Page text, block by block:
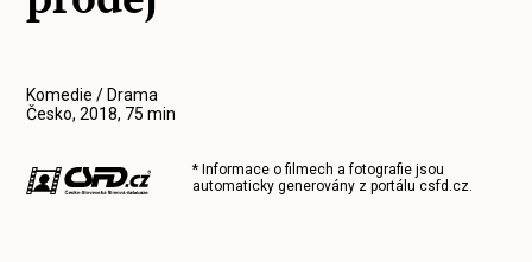
Komedie / Drama
Česko, 2018, 75 min
* Informace o filmech a fotografie jsou
automaticky generovány z portálucsfd.cz.